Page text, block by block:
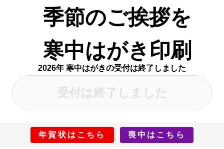
季節のご挨拶を
寒中はがき印刷
2026年 寒中はがきの受付は終了しました
受付は終了しました
年賀状はこちら 喪中はこちら